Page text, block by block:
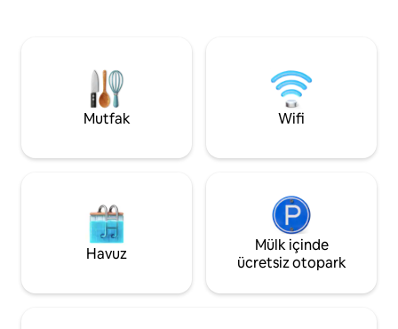
birçok yer yer alıyor. Lanhydrock golf
kulübüne ve mağazalar, süpermarketler
ve bir sinemanın bulunduğu kasabaya
arabayla beş dakika mesafedeyiz.
uzanan Whitsand
rahatlayın ve
okyanusun tadını
evleri Seadrift'tir.
Mutfak Wifi
Havuz
Mülk içinde
ücretsiz otopark